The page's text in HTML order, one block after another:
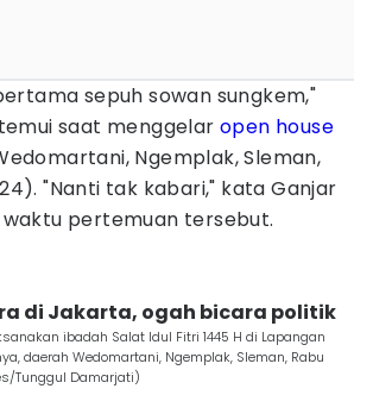
sepuh sowan sungkem,"
saat menggelar open house
Ngemplak, Sleman,
"Nanti tak kabari," kata Ganjar
pertemuan tersebut.
di Jakarta, ogah bicara politik
ibadah Salat Idul Fitri 1445 H di Lapangan
daerah Wedomartani, Ngemplak, Sleman, Rabu
Tunggul Damarjati)